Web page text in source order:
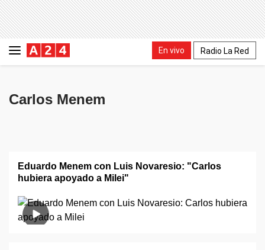
En vivo Radio La Red
Carlos Menem
Eduardo Menem con Luis Novaresio: "Carlos
hubiera apoyado a Milei"